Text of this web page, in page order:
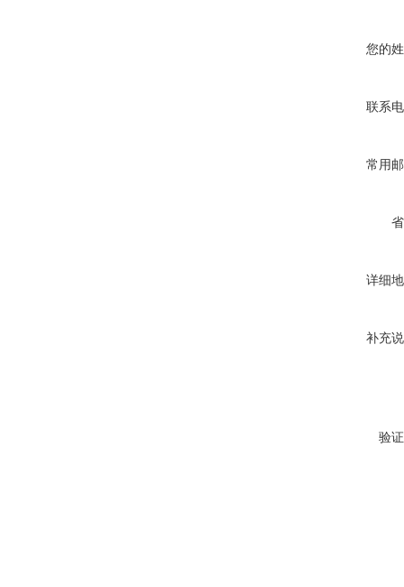
您的
联系
常用
详细
补充
验